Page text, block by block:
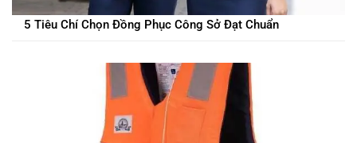
5 Tiêu Chí Chọn Đồng Phục Công Sở Đạt Chuẩn